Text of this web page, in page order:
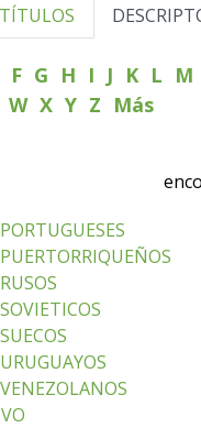
TÍTULOS
F G H I J K L M
W X Y Z Más